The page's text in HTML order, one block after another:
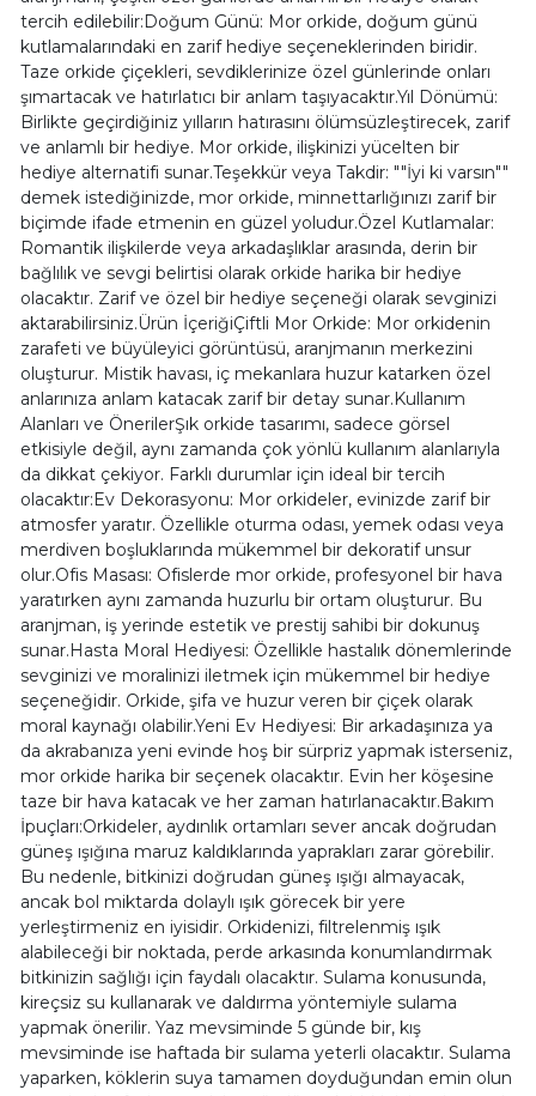
tercih edilebilir:Doğum Günü: Mor orkide, doğum günü
kutlamalarındaki en zarif hediye seçeneklerinden biridir.
Taze orkide çiçekleri, sevdiklerinize özel günlerinde onları
şımartacak ve hatırlatıcı bir anlam taşıyacaktır.Yıl Dönümü:
Birlikte geçirdiğiniz yılların hatırasını ölümsüzleştirecek, zarif
ve anlamlı bir hediye. Mor orkide, ilişkinizi yücelten bir
hediye alternatifi sunar.Teşekkür veya Takdir: ""İyi ki varsın""
demek istediğinizde, mor orkide, minnettarlığınızı zarif bir
biçimde ifade etmenin en güzel yoludur.Özel Kutlamalar:
Romantik ilişkilerde veya arkadaşlıklar arasında, derin bir
bağlılık ve sevgi belirtisi olarak orkide harika bir hediye
olacaktır. Zarif ve özel bir hediye seçeneği olarak sevginizi
aktarabilirsiniz.Ürün İçeriğiÇiftli Mor Orkide: Mor orkidenin
zarafeti ve büyüleyici görüntüsü, aranjmanın merkezini
oluşturur. Mistik havası, iç mekanlara huzur katarken özel
anlarınıza anlam katacak zarif bir detay sunar.Kullanım
Alanları ve ÖnerilerŞık orkide tasarımı, sadece görsel
etkisiyle değil, aynı zamanda çok yönlü kullanım alanlarıyla
da dikkat çekiyor. Farklı durumlar için ideal bir tercih
olacaktır:Ev Dekorasyonu: Mor orkideler, evinizde zarif bir
atmosfer yaratır. Özellikle oturma odası, yemek odası veya
merdiven boşluklarında mükemmel bir dekoratif unsur
olur.Ofis Masası: Ofislerde mor orkide, profesyonel bir hava
yaratırken aynı zamanda huzurlu bir ortam oluşturur. Bu
aranjman, iş yerinde estetik ve prestij sahibi bir dokunuş
sunar.Hasta Moral Hediyesi: Özellikle hastalık dönemlerinde
sevginizi ve moralinizi iletmek için mükemmel bir hediye
seçeneğidir. Orkide, şifa ve huzur veren bir çiçek olarak
moral kaynağı olabilir.Yeni Ev Hediyesi: Bir arkadaşınıza ya
da akrabanıza yeni evinde hoş bir sürpriz yapmak isterseniz,
mor orkide harika bir seçenek olacaktır. Evin her köşesine
taze bir hava katacak ve her zaman hatırlanacaktır.Bakım
İpuçları:Orkideler, aydınlık ortamları sever ancak doğrudan
güneş ışığına maruz kaldıklarında yaprakları zarar görebilir.
Bu nedenle, bitkinizi doğrudan güneş ışığı almayacak,
ancak bol miktarda dolaylı ışık görecek bir yere
yerleştirmeniz en iyisidir. Orkidenizi, filtrelenmiş ışık
alabileceği bir noktada, perde arkasında konumlandırmak
bitkinizin sağlığı için faydalı olacaktır. Sulama konusunda,
kireçsiz su kullanarak ve daldırma yöntemiyle sulama
yapmak önerilir. Yaz mevsiminde 5 günde bir, kış
mevsiminde ise haftada bir sulama yeterli olacaktır. Sulama
yaparken, köklerin suya tamamen doyduğundan emin olun